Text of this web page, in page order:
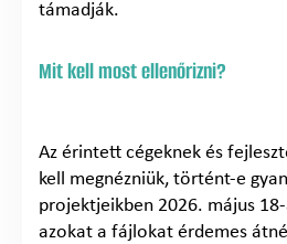
támadják.
Mit kell most ellenőrizni?
Az érintett cégeknek és
kell megnézniük, történt-e
projektjeikben 2026. május
azokat a fájlokat érdemes